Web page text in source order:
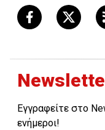
Εγγραφείτε στο
ενήμεροι!